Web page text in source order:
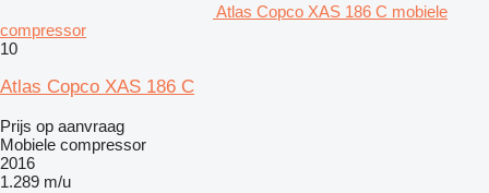
Atlas Copco XAS 186 C mobiele
compressor
10
Atlas Copco XAS 186 C
Prijs op aanvraag
Mobiele compressor
2016
1.289 m/u